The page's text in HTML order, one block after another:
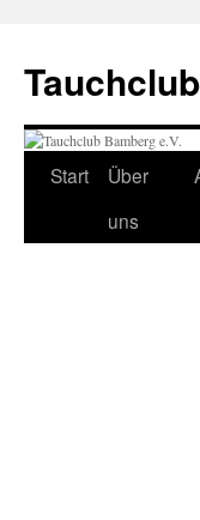
Start
Über
uns